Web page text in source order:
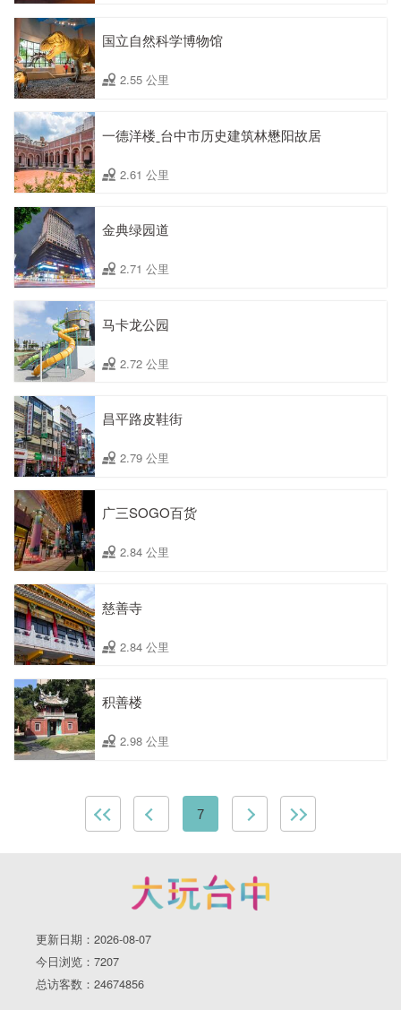
国立自然科学博物馆
2.55 公里
一德洋楼ˍ台中市历史建筑林懋阳故居
2.61 公里
金典绿园道
2.71 公里
马卡龙公园
2.72 公里
昌平路皮鞋街
2.79 公里
广三SOGO百货
2.84 公里
慈善寺
2.84 公里
积善楼
2.98 公里
7
更新日期：2026-08-07
今日浏览：7207
总访客数：24674856